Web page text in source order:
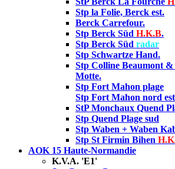
Stp la Folie, Berck est.
Berck Carrefour.
Stp Berck Süd H.K.B.
Stp Berck Süd radar
Stp Schwartze Hand.
Stp Colline Beaumont
Motte.
Stp Fort Mahon plage
Stp Fort Mahon nord est
StP Monchaux Quend
Stp Quend Plage sud
Stp Waben + Waben
Stp St Firmin Bihen
AOK 15 Haute-Normandie
K.V.A. 'E1'